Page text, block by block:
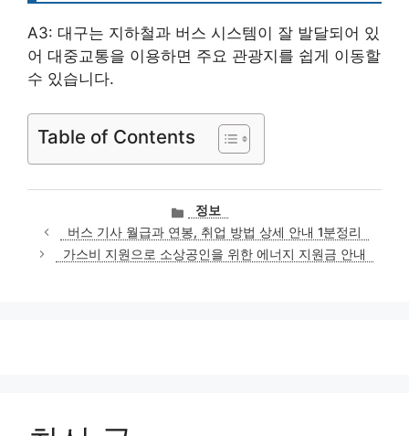
A3: 대구는 지하철과 버스 시스템이 잘 발달되어 있
어 대중교통을 이용하면 주요 관광지를 쉽게 이동할
수 있습니다.
Table of Contents
카
테
고
리
정보
버스 기사 월급과 연봉, 취업 방법 상세 안내 1분정리
가스비 지원으로 소상공인을 위한 에너지 지원금 안내